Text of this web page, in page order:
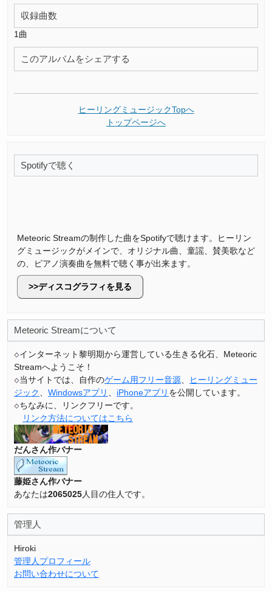
収録曲数
1曲
このアルバムをシェアする
ヒーリングミュージックTopへ
トップページへ
Spotifyで聴く
Meteoric Streamの制作した曲をSpotifyで聴けます。ヒーリン
グミュージックがメインで、オリジナル曲、童謡、賛美歌など
の、ピアノ演奏曲を無料で聴く事が出来ます。
ディスコグラフィを見る
Meteoric Streamについて
インターネット黎明期から運営している生きる化石、Meteoric
Streamへようこそ！
当サイトでは、自作のゲーム用フリー音源、
ヒーリングミュー
ジック、 Windowsアプリ 、 iPhoneアプリ を公開しています。
ちなみに、リンクフリーです。
リンク方法についてはこちら
だんさん作バナー
藤姫さん作バナー
あなたは2065025人目の住人です。
管理人
Hiroki
管理人プロフィール
お問い合わせについて